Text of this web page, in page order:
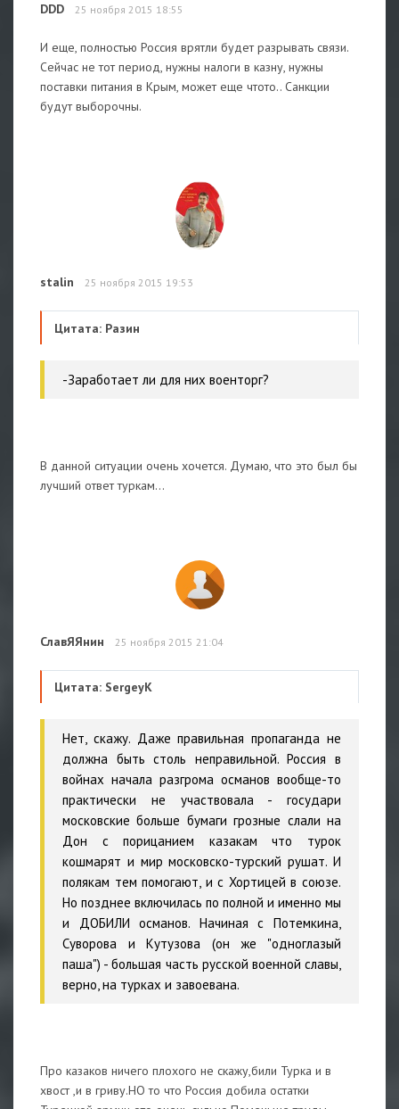
DDD 25 ноября 2015 18:55
И еще, полностью Россия врятли будет разрывать связи.
Сейчас не тот период, нужны налоги в казну, нужны
поставки питания в Крым, может еще чтото.. Санкции
будут выборочны.
stalin 25 ноября 2015 19:53
Цитата: Разин
-Заработает ли для них военторг?
В данной ситуации очень хочется. Думаю, что это был бы
лучший ответ туркам...
СлавЯЯнин 25 ноября 2015 21:04
Цитата: SergeyK
Нет, скажу. Даже правильная пропаганда не
должна быть столь неправильной. Россия в
войнах начала разгрома османов вообще-то
практически не участвовала - государи
московские больше бумаги грозные слали на
Дон с порицанием казакам что турок
кошмарят и мир московско-турский рушат. И
полякам тем помогают, и с Хортицей в союзе.
Но позднее включилась по полной и именно мы
и ДОБИЛИ османов. Начиная с Потемкина,
Суворова и Кутузова (он же "одноглазый
паша") - большая часть русской военной славы,
верно, на турках и завоевана.
Про казаков ничего плохого не скажу,били Турка и в
хвост ,и в гриву.НО то что Россия добила остатки